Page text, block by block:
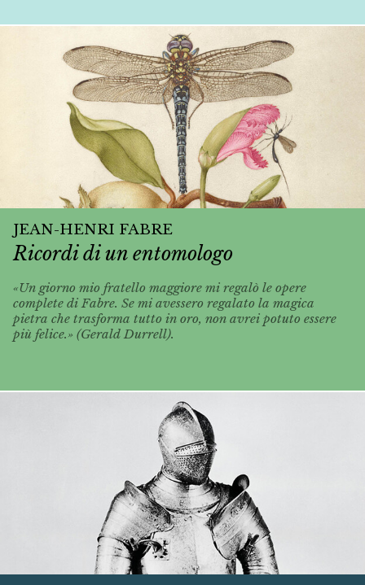
JEAN-HENRI FABRE
Ricordi di un entomologo
«Un giorno mio fratello maggiore mi regalò le opere
complete di Fabre. Se mi avessero regalato la magica
pietra che trasforma tutto in oro, non avrei potuto essere
più felice.» (Gerald Durrell).